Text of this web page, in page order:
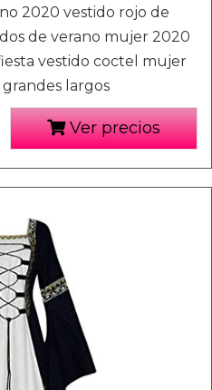
2020 vestido rojo de
de verano mujer 2020
vestido coctel mujer
largos
Ver precios